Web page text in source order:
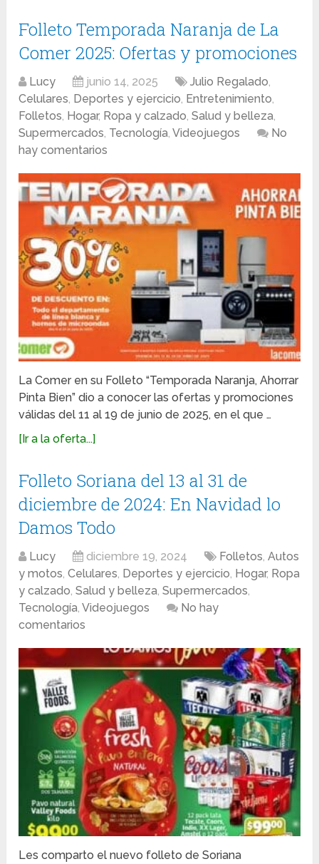
Folleto Temporada Naranja de La
Comer 2025: Ofertas y promociones
Lucy junio 14, 2025 Julio Regalado,
Celulares, Deportes y ejercicio, Entretenimiento,
Folletos, Hogar, Ropa y calzado,Salud y belleza,
Supermercados, Tecnología,Videojuegos
No
hay comentarios
La Comer en su Folleto “Temporada Naranja, Ahorrar
Pinta Bien” dio a conocer las ofertas y promociones
válidas del 11 al 19 de junio de 2025, en el que …
[Ir a la oferta...]
Folleto Soriana del 13 al 31 de
diciembre de 2024: En Navidad lo
Damos Todo
Lucy diciembre 19, 2024 Folletos,Autos
y motos,Celulares, Deportes y ejercicio, Hogar, Ropa
y calzado,Salud y belleza,Supermercados,
Tecnología,Videojuegos
No hay
comentarios
Les comparto el nuevo folleto de Soriana